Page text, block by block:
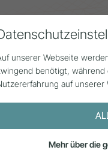
Alle Beiträge
Relevanz kleiner
unserer Webseite
benötigt, während
auf unserer
Mehr über die